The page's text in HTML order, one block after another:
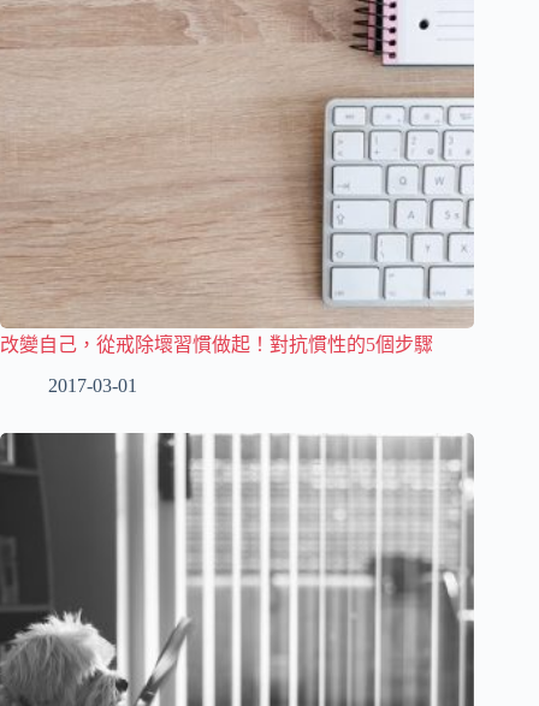
改變自己，從戒除壞習慣做起！對抗慣性的5個步驟
2017-03-01